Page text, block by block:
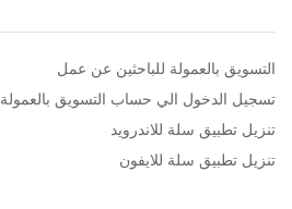
التسويق بالعمولة للباحثين عن عمل
تسجيل الدخول الي حساب التسويق بالعمولة
تنزيل تطبيق سلة للاندرويد
تنزيل تطبيق سلة للايفون